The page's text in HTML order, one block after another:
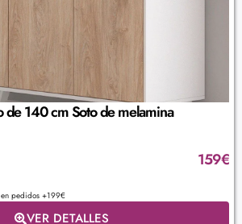
140 cm Soto de melamina
159€
en pedidos +199€
VER DETALLES